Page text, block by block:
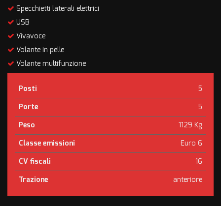
Specchietti laterali elettrici
USB
Vivavoce
Volante in pelle
Volante multifunzione
Posti
5
Porte
5
Peso
1129 Kg
Classe emissioni
Euro 6
CV fiscali
16
Trazione
anteriore